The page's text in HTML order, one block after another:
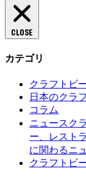
CLOSE
カテゴリ
クラフトビ
日本のクラ
コラム
ニュース ク
ー、レスト
に関わるニ
クラフトビ